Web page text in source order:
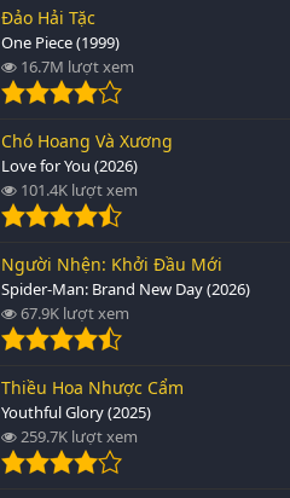
Đảo Hải Tặc
One Piece (1999)
16.7M lượt xem
Chó Hoang Và Xương
Love for You (2026)
101.4K lượt xem
Người Nhện: Khởi Đầu Mới
Spider-Man: Brand New Day (2026)
67.9K lượt xem
Thiều Hoa Nhược Cẩm
Youthful Glory (2025)
259.7K lượt xem